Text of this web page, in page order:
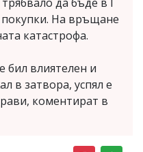
покупки. На връщане
катастрофа.
бил влиятелен и
в затвора, успял е
коментират в